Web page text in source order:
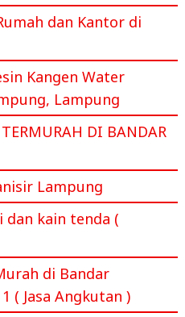
dan Kantor di
Kangen Water
Lampung
DI BANDAR
Lampung
dan kain tenda (
di Bandar
( Jasa Angkutan )